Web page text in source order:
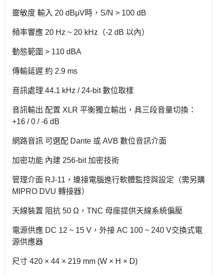
靈敏度 輸入 20 dBμV時，S/N > 100 dB
頻率響應 20 Hz ~ 20 kHz（-2 dB 以內）
動態範圍 > 110 dBA
傳輸延遲 約 2.9 ms
音訊處理 44.1 kHz / 24-bit 數位取樣
音訊輸出 配置 XLR 平衡獨立輸出，具三段音量切換：
+16 / 0 / -6 dB
網路音訊 可選配 Dante 或 AVB 數位音訊介面
加密功能 內建 256-bit 加密技術
管理介面 RJ-11，連接電腦進行軟體監控與設定（需另購
MIPRO DVU 轉接器）
天線裝置 阻抗 50 Ω，TNC 母座提供天線系統偏壓
電源供應 DC 12 ~ 15 V，外接 AC 100 ~ 240 V交換式電
源供應器
尺寸 420 × 44 × 219 mm (W × H × D)